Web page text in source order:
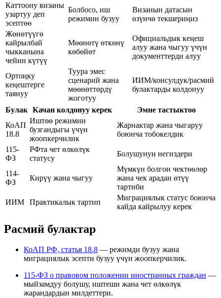
Каттоону визаны
узартуу деп
эсептөө
Болбосо, иш
режимин бузуу
Визанын датасын
өзүнчө текшериңиз
Жөнөтүүгө
кайрылбай
чыкканына
чейин күтүү
Мөөнөтү өткөнү
көбөйөт
Официальдык кеңеш
алуу жана чыгуу үчүн
документтерди алуу
Ортоңку
кеңештерге
таянуу
Туура эмес
сценарий жана
мөөнөттөрдү
жоготуу
ИИМ/консулдук/расмий
булактарды колдонуу
Булак Качан колдонуу керек
Эмне тастыктоо
КоАП
18.8
Иштөө режимин
бузгандыгы үчүн
жоопкерчилик
Жарнактар жана чыгаруу
боюнча тобокелдик
115-
ФЗ
РФта чет өлкөлүк
статусу
Болушунун негиздери
114-
ФЗ
Кирүү жана чыгуу
Мүмкүн болгон чектөөлөр
жана чек арадан өтүү
тартиби
ИИМ
Практикалык тартип
Миграциялык статус боюнча
кайда кайрылуу керек
Расмий булактар
КоАП РФ, статья 18.8 — режимди бузуу жана
миграциялык эсепти бузуу үчүн жоопкерчилик.
115-ФЗ о правовом положении иностранных граждан —
мыйзамдуу болушу, иштеши жана чет өлкөлүк
жарандардын милдеттери.